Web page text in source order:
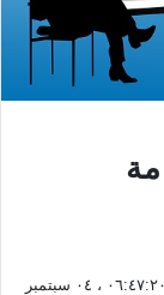
٠٦:٤٧:٢٠ ، ٠٤ سبتمبر